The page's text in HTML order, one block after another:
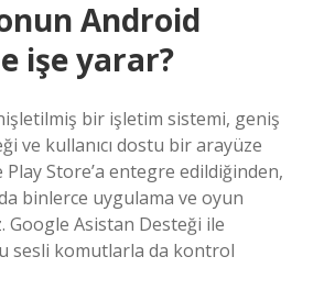
Android
işe yarar?
bir işletim sistemi, geniş
ve kullanıcı dostu bir arayüze
Store’a entegre edildiğinden,
binlerce uygulama ve oyun
Google Asistan Desteği ile
sesli komutlarla da kontrol